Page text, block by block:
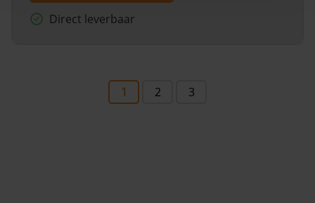
Direct leverbaar
1 2 3